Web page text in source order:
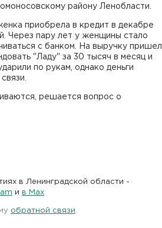
району Ленобласти.
приобрела в кредит в декабре
Через пару лет у женщины стало
с банком. На выручку пришел
"Ладу" за 30 тысяч в месяц и
по рукам, однако деньги
решается вопрос о
в Ленинградской области -
и в Maх
обратной связи